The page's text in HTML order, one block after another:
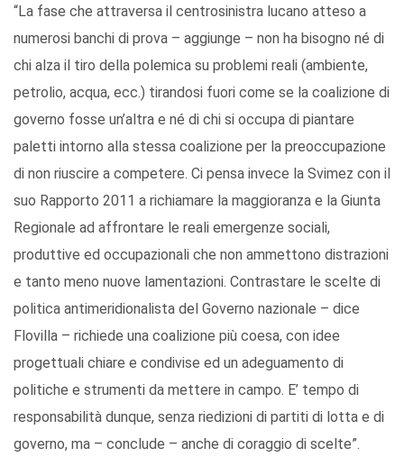
“La fase che attraversa il centrosinistra lucano atteso a
numerosi banchi di prova – aggiunge – non ha bisogno né di
chi alza il tiro della polemica su problemi reali (ambiente,
petrolio, acqua, ecc.) tirandosi fuori come se la coalizione di
governo fosse un’altra e né di chi si occupa di piantare
paletti intorno alla stessa coalizione per la preoccupazione
di non riuscire a competere. Ci pensa invece la Svimez con il
suo Rapporto 2011 a richiamare la maggioranza e la Giunta
Regionale ad affrontare le reali emergenze sociali,
produttive ed occupazionali che non ammettono distrazioni
e tanto meno nuove lamentazioni. Contrastare le scelte di
politica antimeridionalista del Governo nazionale – dice
Flovilla – richiede una coalizione più coesa, con idee
progettuali chiare e condivise ed un adeguamento di
politiche e strumenti da mettere in campo. E’ tempo di
responsabilità dunque, senza riedizioni di partiti di lotta e di
governo, ma – conclude – anche di coraggio di scelte”.